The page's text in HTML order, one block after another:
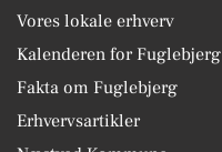
Vores lokale erhverv
Kalenderen for Fuglebjerg
Fakta om Fuglebjerg
Erhvervsartikler